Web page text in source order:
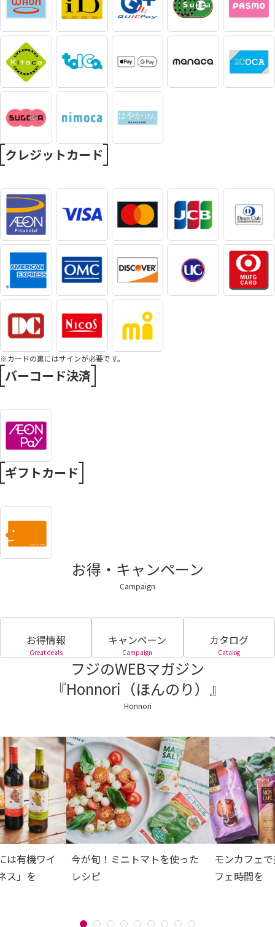
クレジットカード
※カードの裏にはサインが必要です。
バーコード決済
ギフトカード
お得・キャンペーン
Campaign
お得情報
Great deals
キャンペーン
Campaign
カタログ
Catalog
フジのWEBマガジン
『Honnori（ほんのり）』
Honnori
は有機ワイ
ス」を
今が旬！ミニトマトを使った
レシピ
モンカフェ
フェ時間を